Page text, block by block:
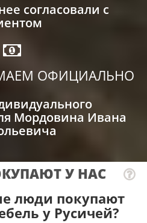
согласовали с
ОФИЦИАЛЬНО
Мордовина Ивана
У НАС
люди покупают
у Русичей?